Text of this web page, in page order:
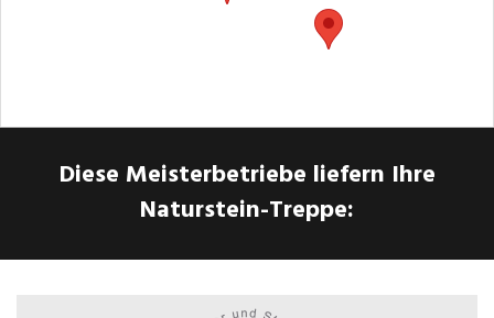
Diese Meisterbetriebe liefern Ihre
Naturstein-Treppe: